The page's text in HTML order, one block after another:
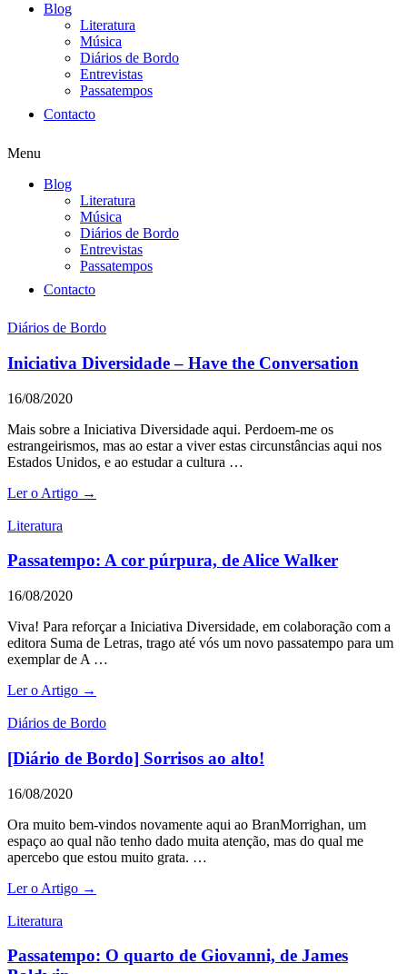
Blog
Literatura
Música
Diários de Bordo
Entrevistas
Passatempos
Contacto
Menu
Blog
Literatura
Música
Diários de Bordo
Entrevistas
Passatempos
Contacto
Diários de Bordo
Iniciativa Diversidade – Have the Conversation
16/08/2020
Mais sobre a Iniciativa Diversidade aqui. Perdoem-me os
estrangeirismos, mas ao estar a viver estas circunstâncias aqui nos
Estados Unidos, e ao estudar a cultura …
Ler o Artigo →
Literatura
Passatempo: A cor púrpura, de Alice Walker
16/08/2020
Viva! Para reforçar a Iniciativa Diversidade, em colaboração com a
editora Suma de Letras, trago até vós um novo passatempo para um
exemplar de A …
Ler o Artigo →
Diários de Bordo
[Diário de Bordo] Sorrisos ao alto!
16/08/2020
Ora muito bem-vindos novamente aqui ao BranMorrighan, um
espaço ao qual não tenho dado muita atenção, mas do qual me
apercebo que estou muito grata. …
Ler o Artigo →
Literatura
Passatempo: O quarto de Giovanni, de James